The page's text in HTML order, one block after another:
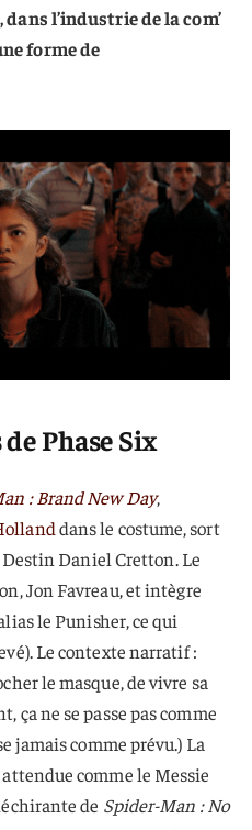
dans l’industrie de la com’
forme de
Phase Six
: Brand New Day,
dans le costume, sort
Daniel Cretton. Le
Jon Favreau, et intègre
le Punisher, ce qui
Le contexte narratif :
le masque, de vivre sa
ça ne se passe pas comme
jamais comme prévu.) La
comme le Messie
de Spider-Man : No